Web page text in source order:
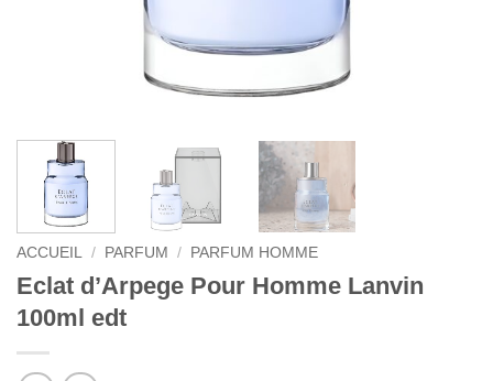
ACCUEIL / PARFUM / PARFUM HOMME
Eclat d’Arpege Pour Homme Lanvin
100ml edt